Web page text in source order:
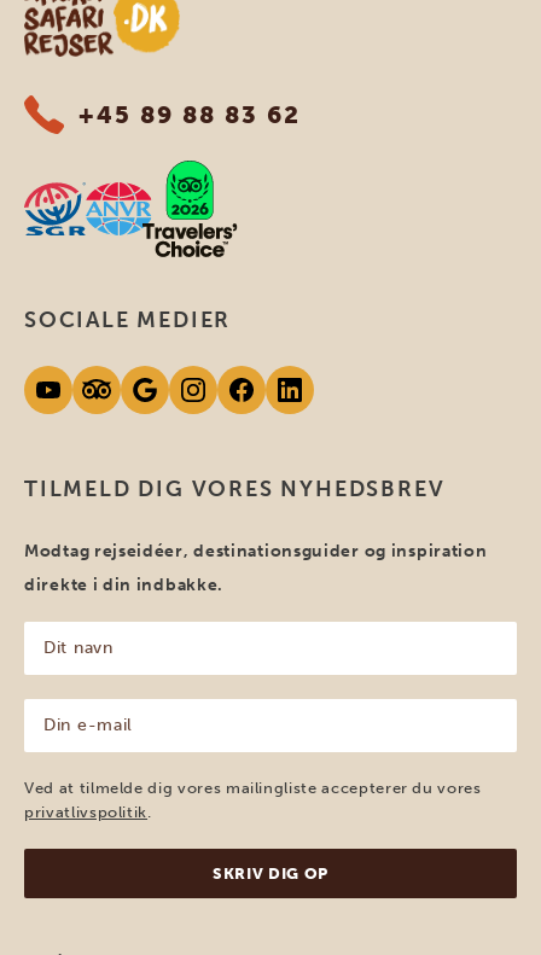
+45 89 88 83 62
TILMELD DIG VORES NYHEDSBREV
Modtag rejseidéer, destinationsguider og inspiration
direkte i din indbakke.
navn
(Påkrævet)
mail
(Påkrævet)
Ved at tilmelde dig vores mailingliste accepterer du vores
privatlivspolitik
SOCIALE MEDIER